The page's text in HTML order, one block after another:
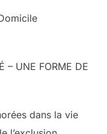
– UNE FORME DE
dans la vie